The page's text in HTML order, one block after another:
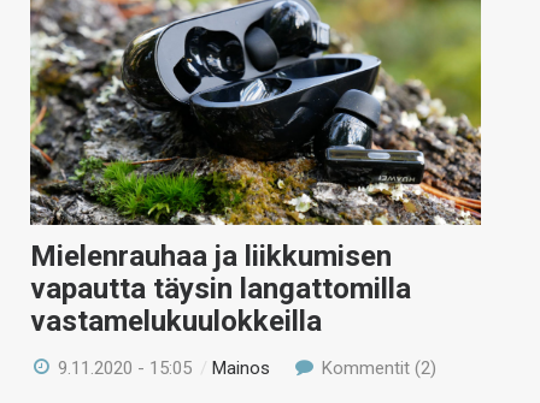
Mielenrauhaa ja liikkumisen
vapautta täysin langattomilla
vastamelukuulokkeilla
9.11.2020 - 15:05 / Mainos Kommentit (2)